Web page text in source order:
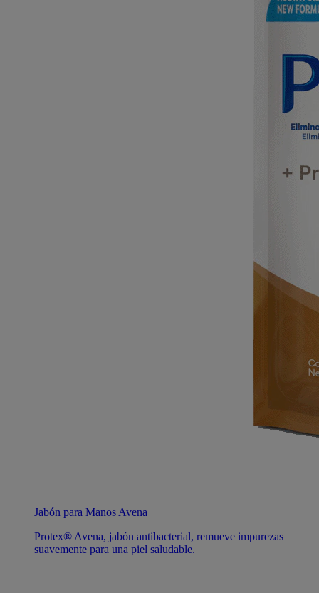
Jabón para Manos Avena
Protex® Avena, jabón antibacterial, remueve impurezas
suavemente para una piel saludable.